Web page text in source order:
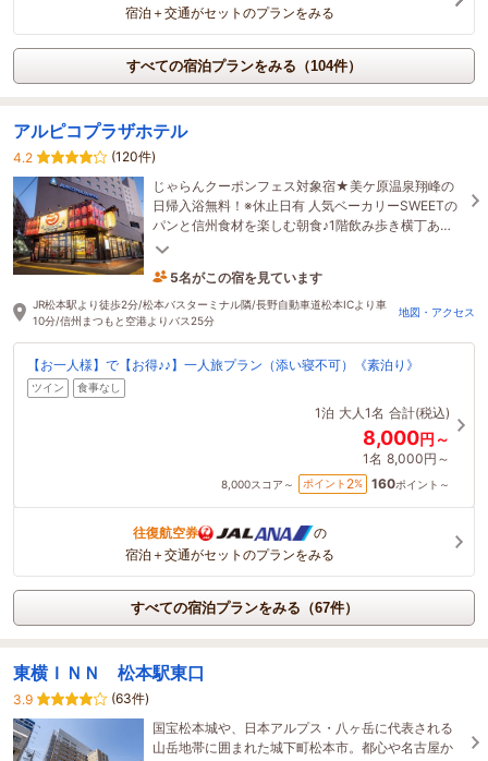
宿泊＋交通がセットのプランをみる
すべての宿泊プランをみる（104件）
アルピコプラザホテル
4.2
(120件)
じゃらんクーポンフェス対象宿★美ケ原温泉翔峰の
日帰入浴無料！※休止日有 人気ベーカリーSWEETの
パンと信州食材を楽しむ朝食♪1階飲み歩き横丁あ
り！駐車場24時間入出庫可♪（1泊1,200円/15時-翌12
5名がこの宿を見ています
2時間前に予約されました
JR松本駅より徒歩2分/松本バスターミナル隣/長野自動車道松本ICより車
10分/信州まつもと空港よりバス25分
地図・アクセス
【お一人様】で【お得♪♪】一人旅プラン（添い寝不可）《素泊り》
ツイン 食事なし
1泊 大人1名 合計(税込)
8,000円～
1名 8,000円～
8,000スコア～ ポイント 2% 160ポイント～
往復航空券
の
宿泊＋交通がセットのプランをみる
すべての宿泊プランをみる（67件）
東横ＩＮＮ 松本駅東口
3.9
(63件)
国宝松本城や、日本アルプス・八ヶ岳に代表される
山岳地帯に囲まれた城下町松本市。都心や名古屋か